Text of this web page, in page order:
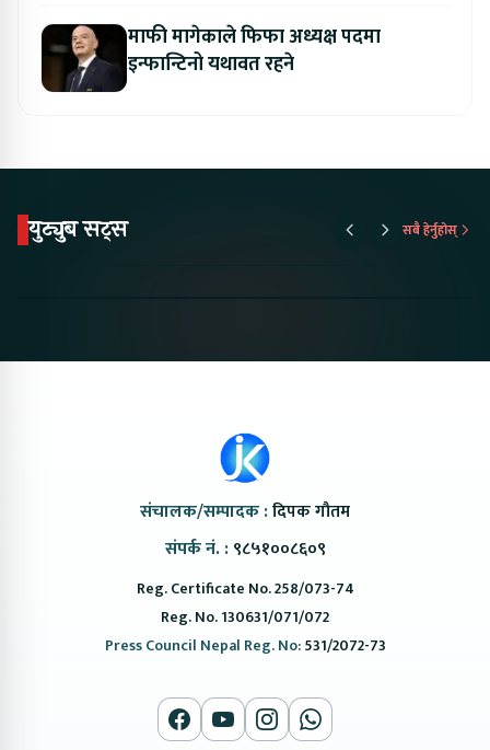
माफी मागेकाले फिफा अध्यक्ष पदमा
इन्फान्टिनो यथावत रहने
युट्युब सट्स सबै हेर्नुहोस्
संचालक/सम्पादक :दिपक गौतम
संपर्क नं. : ९८५१००८६०९
Reg. Certificate No. 258/073-74
Reg. No. 130631/071/072
Press Council Nepal Reg. No:531/2072-73